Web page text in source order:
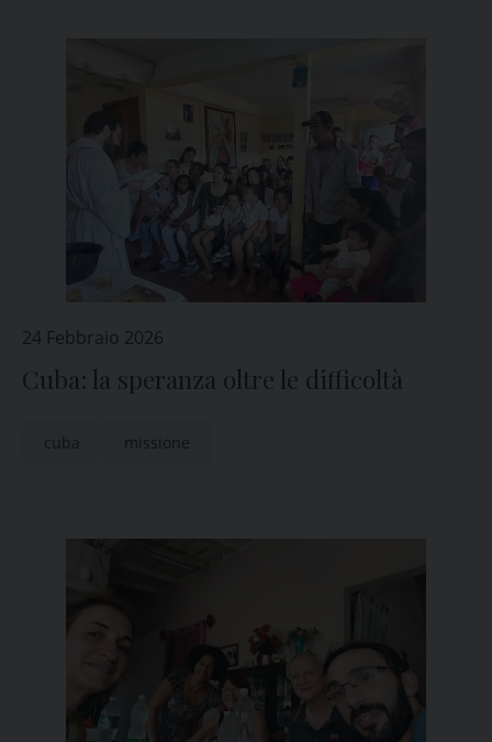
24 Febbraio 2026
Cuba: la speranza oltre le difficoltà
cuba missione